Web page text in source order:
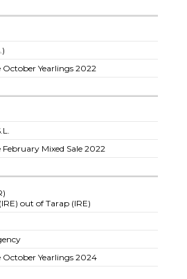
Yearlings 2022
Mixed Sale 2022
out of Tarap (IRE)
Yearlings 2024